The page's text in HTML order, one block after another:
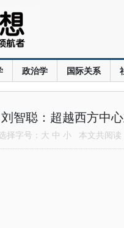
政治学 国际关系
智聪：超越西方中
择字号： 大 中 小 本文共阅读